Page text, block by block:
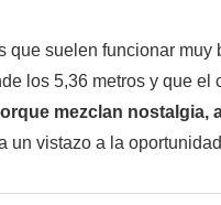
que suelen funcionar muy
los 5,36 metros y que
mezclan
vistazo a la